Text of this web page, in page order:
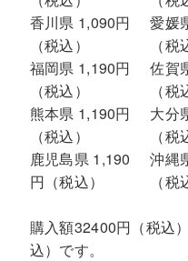
香川県 1,090円
（税込）
愛媛
（税
福岡県 1,190円
（税込）
佐賀
（税
熊本県 1,190円
（税込）
大分
（税
鹿児島県 1,190
円（税込）
沖縄
（税
購入額32400円（税込
込）です。